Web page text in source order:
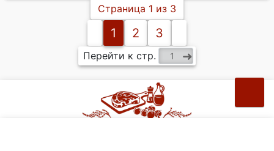
Страница 1 из 3
1 2 3
Перейти к стр.